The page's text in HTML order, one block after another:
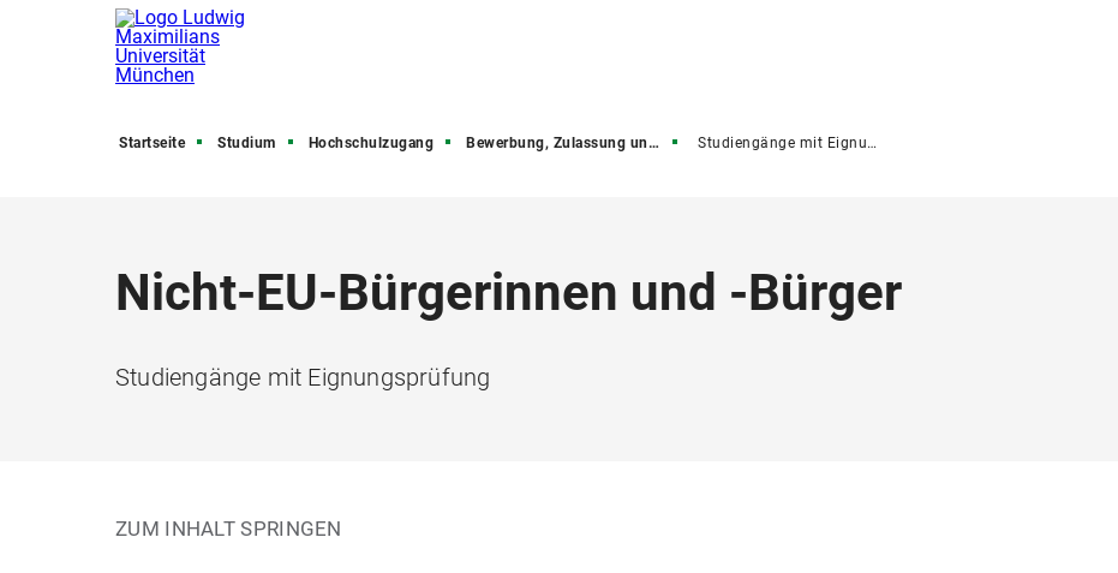
Startseite Studium Hochschulzugang Bewerbung, Zulassung und Immatrikulation Studiengänge mit Eignungsprüfung
Nicht-EU-Bürgerinnen und -Bürger
Studiengänge mit Eignungsprüfung
ZUM INHALT SPRINGEN